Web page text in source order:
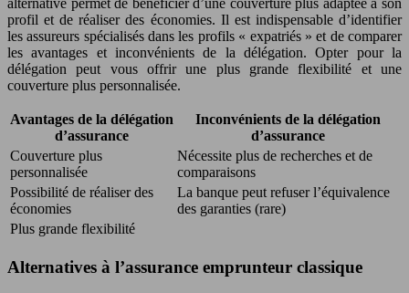
profil et de réaliser des économies. Il est indispensable d’identifier
les assureurs spécialisés dans les profils « expatriés » et de comparer
les avantages et inconvénients de la délégation. Opter pour la
délégation peut vous offrir une plus grande flexibilité et une
couverture plus personnalisée.
Avantages de la délégation
d’assurance
Inconvénients de la délégation
d’assurance
Couverture plus
personnalisée
Nécessite plus de recherches et de
comparaisons
Possibilité de réaliser des
économies
La banque peut refuser l’équivalence
des garanties (rare)
Plus grande flexibilité
Alternatives à l’assurance emprunteur classique